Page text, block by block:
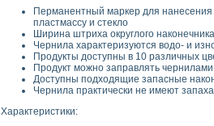
Перманентный маркер для
пластмассу и стекло
Ширина штриха округлого
Чернила характеризуются водо- и
Продукты доступны в 10 различных
Продукт можно заправлять
Доступны подходящие запасные
Чернила практически не имеют
Характеристики: